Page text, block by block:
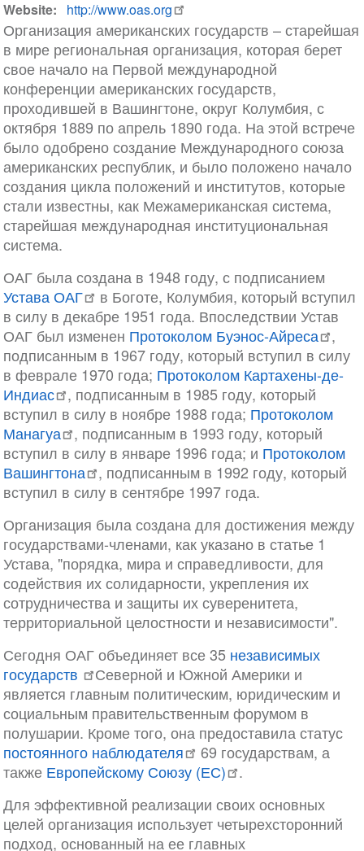
Website http://www.oas.org
Организация американских государств – старейшая
в мире региональная организация, которая берет
свое начало на Первой международной
конференции американских государств,
проходившей в Вашингтоне, округ Колумбия, с
октября 1889 по апрель 1890 года. На этой встрече
было одобрено создание Международного союза
американских республик, и было положено начало
создания цикла положений и институтов, которые
стали известны, как Межамериканская система,
старейшая международная институциональная
система.
ОАГ была создана в 1948 году, с подписанием
Устава ОАГ
в Боготе, Колумбия, который вступил
в силу в декабре 1951 года. Впоследствии Устав
ОАГ был изменен Протоколом Буэнос-Айреса
,
подписанным в 1967 году, который вступил в силу
в феврале 1970 года; Протоколом Картахены-де-
Индиас
, подписанным в 1985 году, который
вступил в силу в ноябре 1988 года; Протоколом
Манагуа
, подписанным в 1993 году, который
вступил в силу в январе 1996 года; и Протоколом
Вашингтона
, подписанным в 1992 году, который
вступил в силу в сентябре 1997 года.
Организация была создана для достижения между
государствами-членами, как указано в статье 1
Устава, "порядка, мира и справедливости, для
содействия их солидарности, укрепления их
сотрудничества и защиты их суверенитета,
территориальной целостности и независимости".
Сегодня ОАГ объединяет все 35 независимых
государств
Северной и Южной Америки и
является главным политическим, юридическим и
социальным правительственным форумом в
полушарии. Кроме того, она предоставила статус
постоянного наблюдателя
69 государствам, а
также Европейскому Союзу (ЕС)
.
Для эффективной реализации своих основных
целей организация использует четырехсторонний
подход, основанный на ее главных